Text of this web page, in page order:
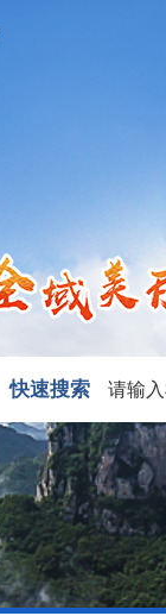
快速搜索